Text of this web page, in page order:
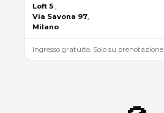
Loft 5
Via Savona 97
Milano
Ingresso gratuito. Solo su prenotazione